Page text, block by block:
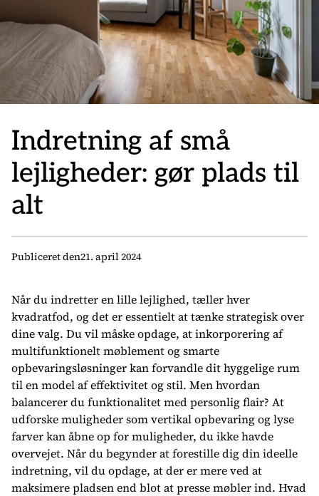
Indretning af små
lejligheder: gør plads til
alt
Publiceret den21. april 2024
Når du indretter en lille lejlighed, tæller hver
kvadratfod, og det er essentielt at tænke strategisk over
dine valg. Du vil måske opdage, at inkorporering af
multifunktionelt møblement og smarte
opbevaringsløsninger kan forvandle dit hyggelige rum
til en model af effektivitet og stil. Men hvordan
balancerer du funktionalitet med personlig flair? At
udforske muligheder som vertikal opbevaring og lyse
farver kan åbne op for muligheder, du ikke havde
overvejet. Når du begynder at forestille dig din ideelle
indretning, vil du opdage, at der er mere ved at
maksimere pladsen end blot at presse møbler ind. Hvad